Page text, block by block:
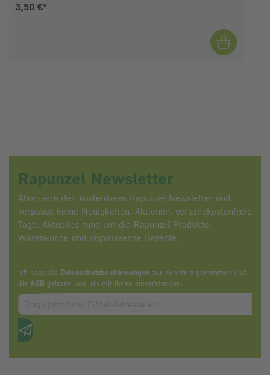
Aktueller Preis:
3,50 €*
Rapunzel Newsletter
Abonniere den kostenlosen Rapunzel Newsletter und
verpasse keine Neuigkeiten, Aktionen, versandkostenfreie
Tage, Aktuelles rund um die Rapunzel Produkte,
Warenkunde und inspirierende Rezepte.
Ich habe die Datenschutzbestimmungen zur Kenntnis genommen und
die AGB gelesen und bin mit ihnen einverstanden.
Zum abbonieren des Newsletters, bitte E-Mail Adresse
Anti-Roboter-Verifizierung